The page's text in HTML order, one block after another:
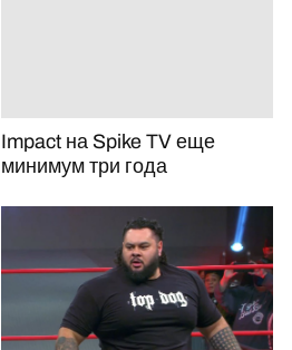
Impact на Spike TV еще
минимум три года